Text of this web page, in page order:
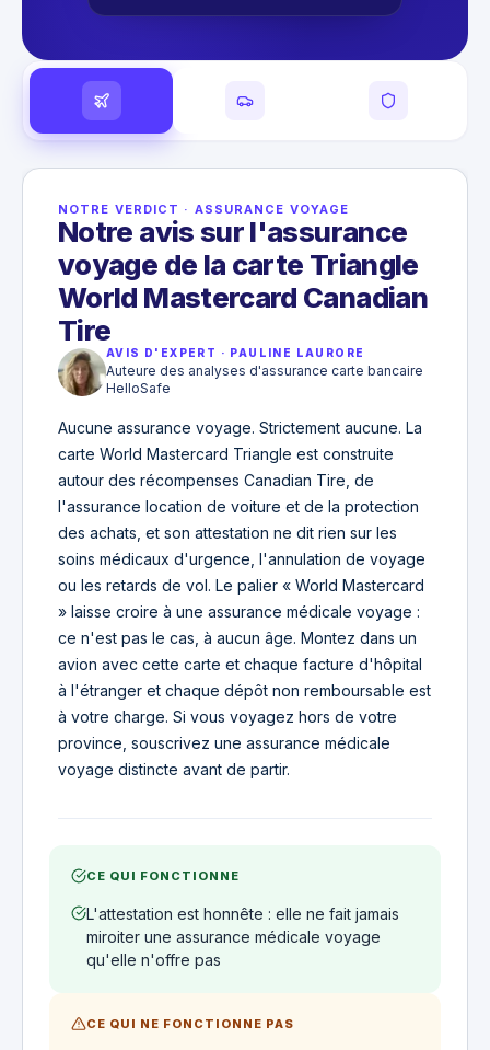
NOTRE VERDICT · ASSURANCE VOYAGE
Notre avis sur l'assurance
voyage de la carte Triangle
World Mastercard Canadian
Tire
AVIS D'EXPERT · PAULINE LAURORE
Auteure des analyses d'assurance carte bancaire
HelloSafe
Aucune assurance voyage. Strictement aucune. La
carte World Mastercard Triangle est construite
autour des récompenses Canadian Tire, de
l'assurance location de voiture et de la protection
des achats, et son attestation ne dit rien sur les
soins médicaux d'urgence, l'annulation de voyage
ou les retards de vol. Le palier « World Mastercard
» laisse croire à une assurance médicale voyage :
ce n'est pas le cas, à aucun âge. Montez dans un
avion avec cette carte et chaque facture d'hôpital
à l'étranger et chaque dépôt non remboursable est
à votre charge. Si vous voyagez hors de votre
province, souscrivez une assurance médicale
voyage distincte avant de partir.
CE QUI FONCTIONNE
L'attestation est honnête : elle ne fait jamais
miroiter une assurance médicale voyage
qu'elle n'offre pas
CE QUI NE FONCTIONNE PAS